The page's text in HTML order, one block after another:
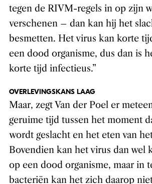
tegen de RIVM-regels in op zijn
verschenen – dan kan hij het
besmetten. Het virus kan korte
een dood organisme, dus dan is
korte tijd infectieus.”
OVERLEVINGSKANS LAAG
Maar, zegt Van der Poel er
geruime tijd tussen het moment
wordt geslacht en het eten van
Bovendien kan het virus dan wel
op een dood organisme, maar in
bacteriën kan het zich daarop